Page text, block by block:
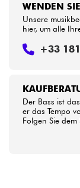
Der Bass ist
er das Tempo
Folgen Sie dem
WENDEN
Unsere
hier, um alle
+33